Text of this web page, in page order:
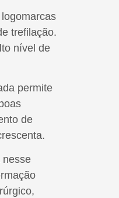
trefilação.
nível de
permite
de
nesse